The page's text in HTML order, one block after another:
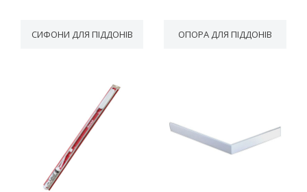
СИФОНИ ДЛЯ ПІДДОНІВ ОПОРА ДЛЯ ПІДДОНІВ